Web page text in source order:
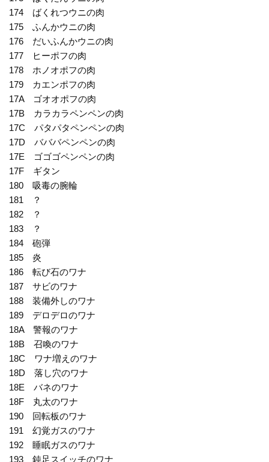
174 ばくれつウニの肉
175 ふんかウニの肉
176 だいふんかウニの肉
177 ヒーポフの肉
178 ホノオポフの肉
179 カエンポフの肉
17A ゴオオポフの肉
17B カラカラペンペンの肉
17C パタパタペンペンの肉
17D バババペンペンの肉
17E ゴゴゴペンペンの肉
17F ギタン
180 吸毒の腕輪
181 ？
182 ？
183 ？
184 砲弾
185 炎
186 転び石のワナ
187 サビのワナ
188 装備外しのワナ
189 デロデロのワナ
18A 警報のワナ
18B 召喚のワナ
18C ワナ増えのワナ
18D 落し穴のワナ
18E バネのワナ
18F 丸太のワナ
190 回転板のワナ
191 幻覚ガスのワナ
192 睡眠ガスのワナ
193 鈍足スイッチのワナ